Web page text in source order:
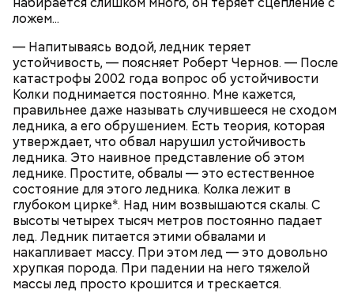
ложем...
— Напитываясь водой, ледник теряет
устойчивость, — поясняет Роберт Чернов. — После
катастрофы 2002 года вопрос об устойчивости
Колки поднимается постоянно. Мне кажется,
правильнее даже называть случившееся не сходом
ледника, а его обрушением. Есть теория, которая
утверждает, что обвал нарушил устойчивость
ледника. Это наивное представление об этом
леднике. Простите, обвалы — это естественное
состояние для этого ледника. Колка лежит в
глубоком цирке*. Над ним возвышаются скалы. С
высоты четырех тысяч метров постоянно падает
лед. Ледник питается этими обвалами и
накапливает массу. При этом лед — это довольно
хрупкая порода. При падении на него тяжелой
массы лед просто крошится и трескается.